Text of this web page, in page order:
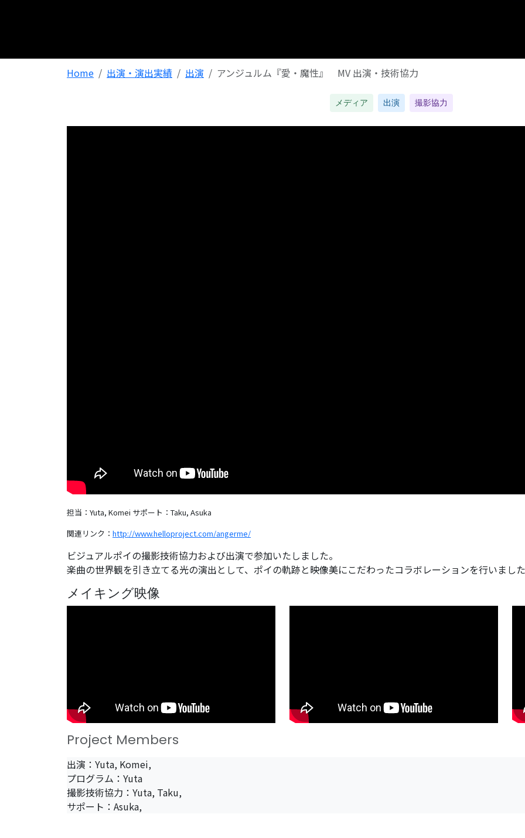
Home 出演・演出実績 出演 アンジュルム『愛・魔性』 MV 出演・技術協力
メディア 出演 撮影協力
担当：Yuta, Komei サポート：Taku, Asuka
関連リンク： http://www.helloproject.com/angerme/
ビジュアルポイの撮影技術協力および出演で参加いたしました。
楽曲の世界観を引き立てる光の演出として、ポイの軌跡と映像美にこだわったコラボレーションを行いまし
メイキング映像
Project Members
出演：Yuta, Komei,
プログラム：Yuta
撮影技術協力：Yuta, Taku,
サポート：Asuka,